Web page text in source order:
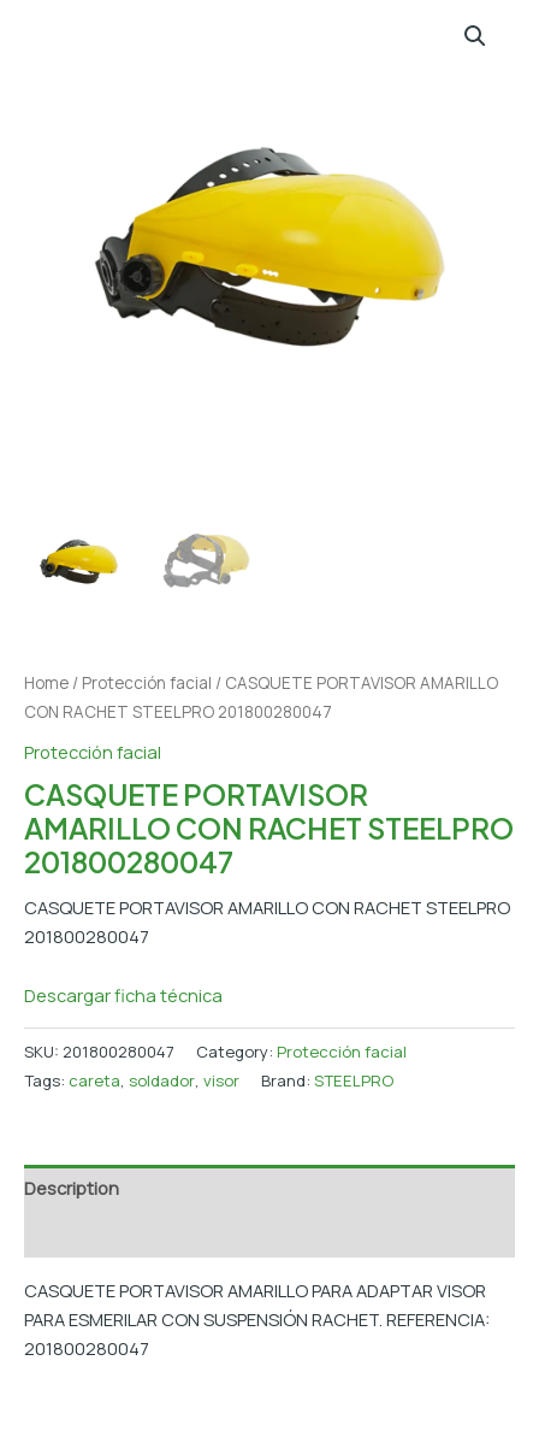
Home / Protección facial / CASQUETE PORTAVISOR AMARILLO
CON RACHET STEELPRO 201800280047
Protección facial
CASQUETE PORTAVISOR
AMARILLO CON RACHET STEELPRO
201800280047
CASQUETE PORTAVISOR AMARILLO CON RACHET STEELPRO
201800280047
Descargar ficha técnica
SKU: 201800280047 Category: Protección facial
Tags: careta, soldador, visor Brand: STEELPRO
Description
CASQUETE PORTAVISOR AMARILLO PARA ADAPTAR VISOR
PARA ESMERILAR CON SUSPENSIÓN RACHET. REFERENCIA:
201800280047